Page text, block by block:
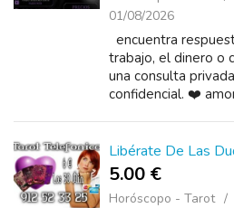
01/08/2026
encuentra
trabajo, el dinero o
una consulta
confidencial. ❤️
Libérate De Las
5.00 €
Horóscopo - Tarot